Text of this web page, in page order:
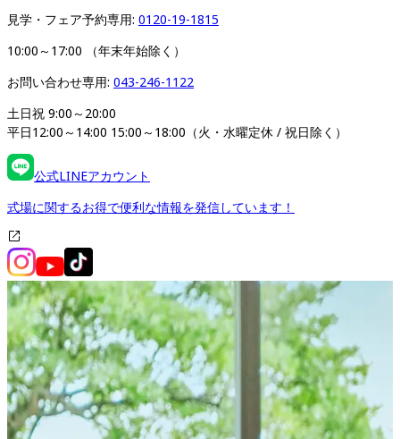
見学・フェア予約専用: 0120-19-1815
10:00～17:00 （年末年始除く）
お問い合わせ専用: 043-246-1122
土日祝 9:00～20:00
平日12:00～14:00 15:00～18:00（火・水曜定休 / 祝日除く）
公式LINEアカウント
式場に関するお得で便利な情報を発信しています！